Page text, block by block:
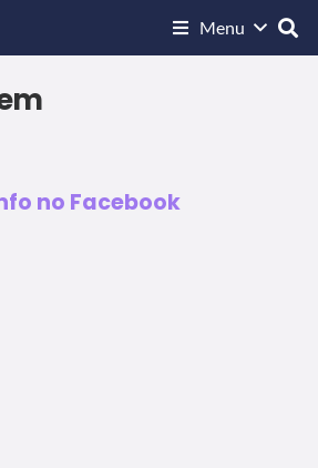
Menu
de sites
no Facebook